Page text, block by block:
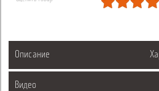
Описание
Видео